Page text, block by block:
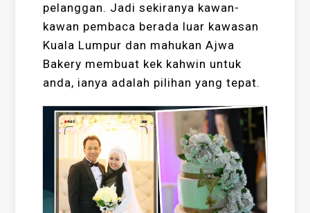
pelanggan. Jadi sekiranya kawan-
kawan pembaca berada luar kawasan
Kuala Lumpur dan mahukan Ajwa
Bakery membuat kek kahwin untuk
anda, ianya adalah pilihan yang tepat.